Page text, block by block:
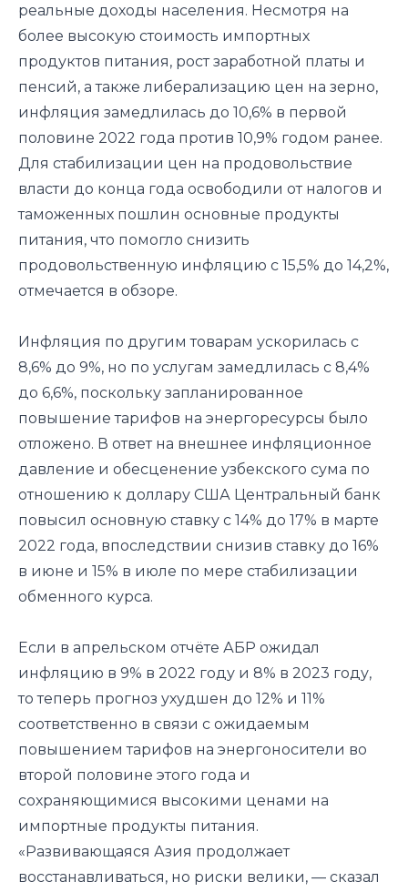
реальные доходы населения. Несмотря на
более высокую стоимость импортных
продуктов питания, рост заработной платы и
пенсий, а также либерализацию цен на зерно,
инфляция замедлилась до 10,6% в первой
половине 2022 года против 10,9% годом ранее.
Для стабилизации цен на продовольствие
власти до конца года освободили от налогов и
таможенных пошлин основные продукты
питания, что помогло снизить
продовольственную инфляцию с 15,5% до 14,2%,
отмечается в обзоре.
Инфляция по другим товарам ускорилась с
8,6% до 9%, но по услугам замедлилась с 8,4%
до 6,6%, поскольку запланированное
повышение тарифов на энергоресурсы было
отложено. В ответ на внешнее инфляционное
давление и обесценение узбекского сума по
отношению к доллару США Центральный банк
повысил основную ставку с 14% до 17% в марте
2022 года, впоследствии снизив ставку до 16%
в июне и 15% в июле по мере стабилизации
обменного курса.
Если в апрельском отчёте АБР ожидал
инфляцию в 9% в 2022 году и 8% в 2023 году,
то теперь прогноз ухудшен до 12% и 11%
соответственно в связи с ожидаемым
повышением тарифов на энергоносители во
второй половине этого года и
сохраняющимися высокими ценами на
импортные продукты питания.
«Развивающаяся Азия продолжает
восстанавливаться, но риски велики, — сказал